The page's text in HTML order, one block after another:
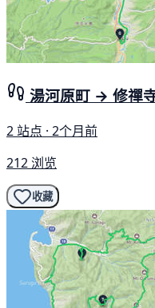
湯河原町 → 修禪
2 站点 · 2个月前
212 浏览
收藏